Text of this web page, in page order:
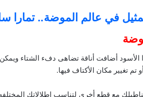
في عالم الموضة..
الأسود أضافت أناقة تضاهى دفء الشتاء
تم تغيير مكان الأكتاف فيها.
قطع أخرى لتناسب إطلالاتك المختلفه سواء كانت كاجوال أو رسمية